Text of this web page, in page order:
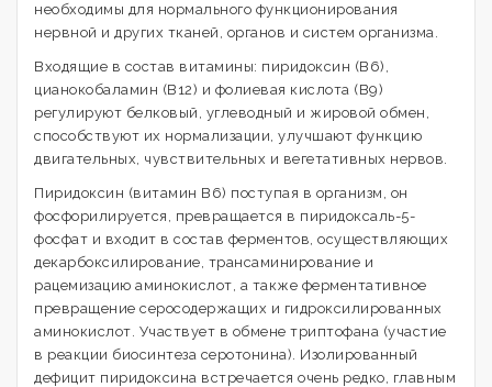
необходимы для нормального функционирования
нервной и других тканей, органов и систем организма.
Входящие в состав витамины: пиридоксин (В6),
цианокобаламин (В12) и фолиевая кислота (В9)
регулируют белковый, углеводный и жировой обмен,
способствуют их нормализации, улучшают функцию
двигательных, чувствительных и вегетативных нервов.
Пиридоксин (витамин В6) поступая в организм, он
фосфорилируется, превращается в пиридоксаль-5-
фосфат и входит в состав ферментов, осуществляющих
декарбоксилирование, трансаминирование и
рацемизацию аминокислот, а также ферментативное
превращение серосодержащих и гидроксилированных
аминокислот. Участвует в обмене триптофана (участие
в реакции биосинтеза серотонина). Изолированный
дефицит пиридоксина встречается очень редко, главным